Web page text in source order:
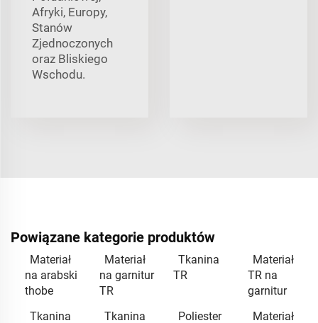
Afryki, Europy,
Stanów
Zjednoczonych
oraz Bliskiego
Wschodu.
Powiązane kategorie produktów
Materiał
na arabski
thobe
Materiał
na garnitur
TR
Tkanina
TR
Materiał
TR na
garnitur
Tkanina
Tkanina
Poliester
Materiał